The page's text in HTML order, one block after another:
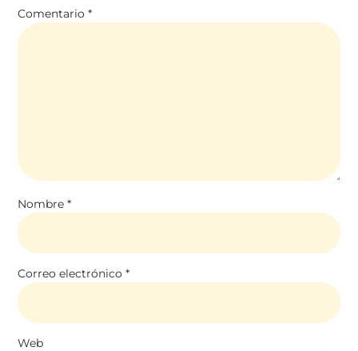
Comentario*
Nombre*
Correo electrónico*
Web